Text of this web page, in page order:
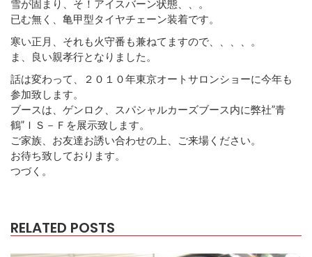
雪が固まり、そ！アイスバーン状態、、。
已む無く、亀甲型タイヤチェーン装着です。
寒い正月、それも火守番も兼ねてますので、、、、。
ま、良い親孝行となりました。
話は変わって、２０１０年東京オートサロンショーに今年も
参加致します。
ブースは、ゲンロク、スパシャルカーズブース内に弊社”青
鶴”ＩＳ－Ｆを展示致します。
ご家族、お友達お誘い合わせの上、ご来場ください。
お待ち致しております。
つづく。
RELATED POSTS